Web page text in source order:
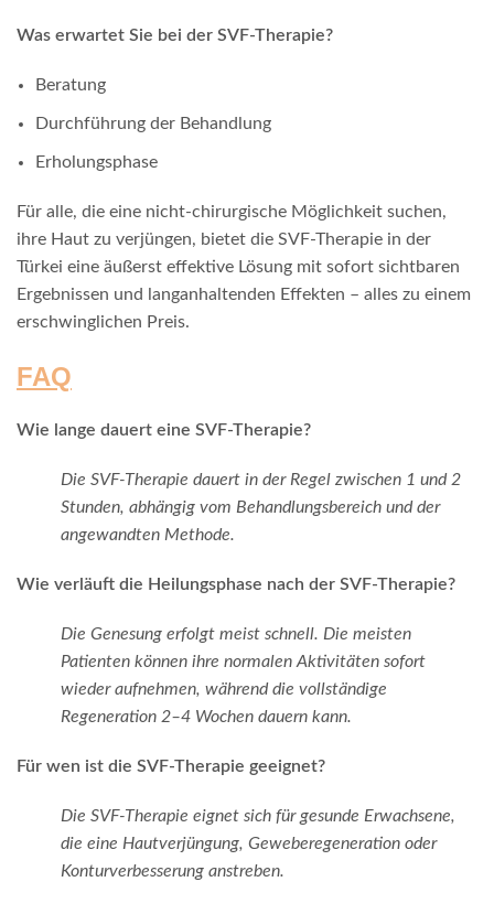
Was erwartet Sie bei der SVF-Therapie?
Beratung
Durchführung der Behandlung
Erholungsphase
Für alle, die eine nicht-chirurgische Möglichkeit suchen,
ihre Haut zu verjüngen, bietet die SVF-Therapie in der
Türkei eine äußerst effektive Lösung mit sofort sichtbaren
Ergebnissen und langanhaltenden Effekten – alles zu einem
erschwinglichen Preis.
FAQ
Wie lange dauert eine SVF-Therapie?
Die SVF-Therapie dauert in der Regel zwischen 1 und 2
Stunden, abhängig vom Behandlungsbereich und der
angewandten Methode.
Wie verläuft die Heilungsphase nach der SVF-Therapie?
Die Genesung erfolgt meist schnell. Die meisten
Patienten können ihre normalen Aktivitäten sofort
wieder aufnehmen, während die vollständige
Regeneration 2–4 Wochen dauern kann.
Für wen ist die SVF-Therapie geeignet?
Die SVF-Therapie eignet sich für gesunde Erwachsene,
die eine Hautverjüngung, Geweberegeneration oder
Konturverbesserung anstreben.